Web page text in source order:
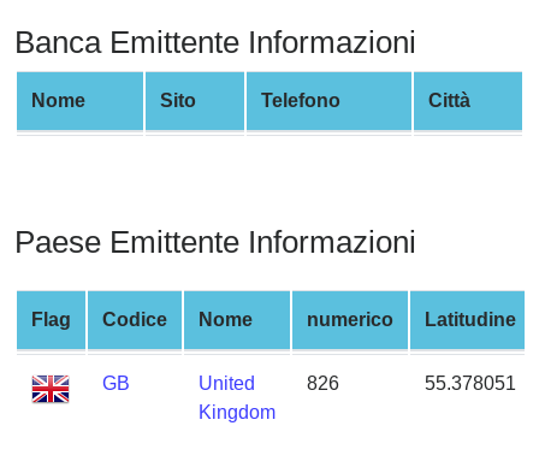
Generate
Credit
Card
from
Card
Checker
Service
What
is
Banca Emittente Informazioni
Nome Sito Telefono Città
Paese Emittente Informazioni
Flag Codice Nome numerico Latitudine
GB
United
Kingdom
826 55.378051